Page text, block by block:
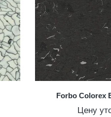
Forbo Colorex
Цену